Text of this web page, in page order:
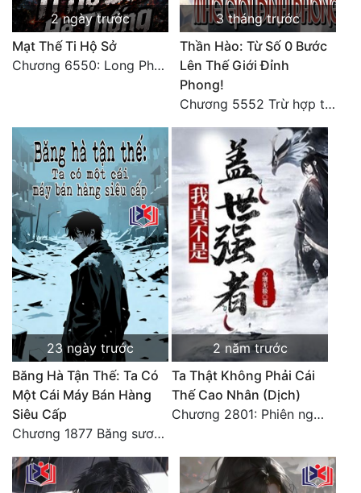
2 ngày trước
Mạt Thế Ti Hộ Sở
Chương 6550: Long Phượng Thần Trận
3 tháng trước
Thần Hào: Từ Số 0 Bước
Lên Thế Giới Đỉnh
Phong!
Chương 5552 Trừ hợp tác, không còn cách nào khác!
23 ngày trước
Băng Hà Tận Thế: Ta Có
Một Cái Máy Bán Hàng
Siêu Cấp
Chương 1877 Băng sương kết giới
2 năm trước
Ta Thật Không Phải Cái
Thế Cao Nhân (Dịch)
Chương 2801: Phiên ngoại 6: Sau khi trở về, hạ du năm tháng. 3